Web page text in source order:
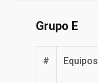
Grupo E
# Equipos